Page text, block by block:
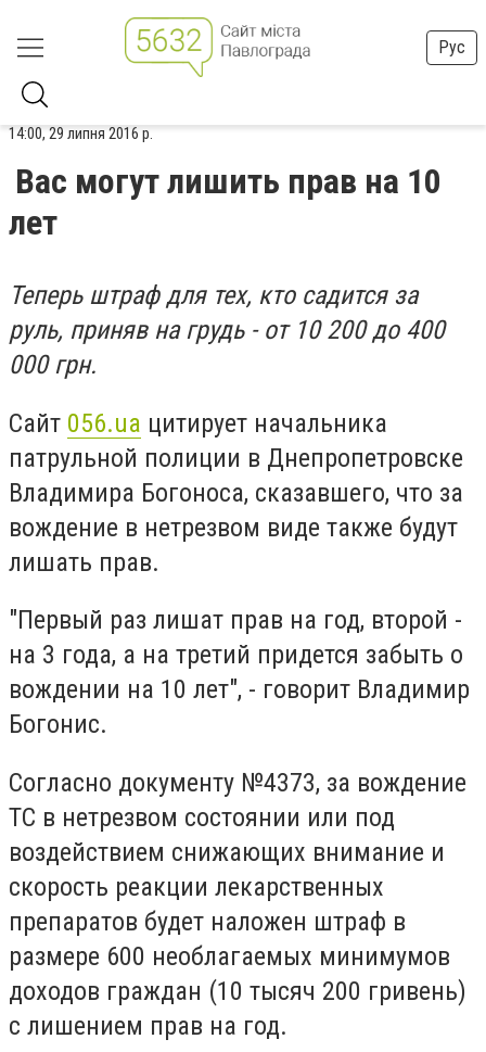
Рус
14:00, 29 липня 2016 р.
Вас могут лишить прав на 10
лет
Теперь штраф для тех, кто садится за
руль, приняв на грудь - от 10 200 до 400
000 грн.
Сайт 056.ua цитирует начальника
патрульной полиции в Днепропетровске
Владимира Богоноса, сказавшего, что за
вождение в нетрезвом виде также будут
лишать прав.
"Первый раз лишат прав на год, второй -
на 3 года, а на третий придется забыть о
вождении на 10 лет", - говорит Владимир
Богонис.
Согласно документу №4373, за вождение
ТС в нетрезвом состоянии или под
воздействием снижающих внимание и
скорость реакции лекарственных
препаратов будет наложен штраф в
размере 600 необлагаемых минимумов
доходов граждан (10 тысяч 200 гривень)
с лишением прав на год.